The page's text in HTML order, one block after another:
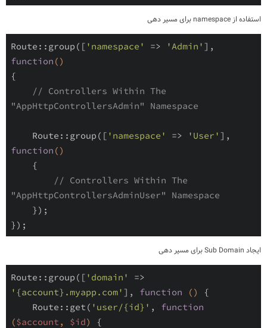
استفاده ازnamespaceبرای مسیر دهی
Route :: group ( [ 'namespace' => 'Admin' ] ,
function ( )
{
// Controllers Within The
"AppHttpControllersAdmin" Namespace
Route :: group ( [ 'namespace' => 'User' ] ,
function ( )
{
// Controllers Within The
"AppHttpControllersAdminUser" Namespace
} ) ;
} ) ;
ایجاد Sub Domainبرای مسیر دهی
Route :: group ( [ 'domain' =>
'{account}.myapp.com' ] , function ( )
{
Route :: get ( 'user/{id}' ,
function
($account , $id)
{